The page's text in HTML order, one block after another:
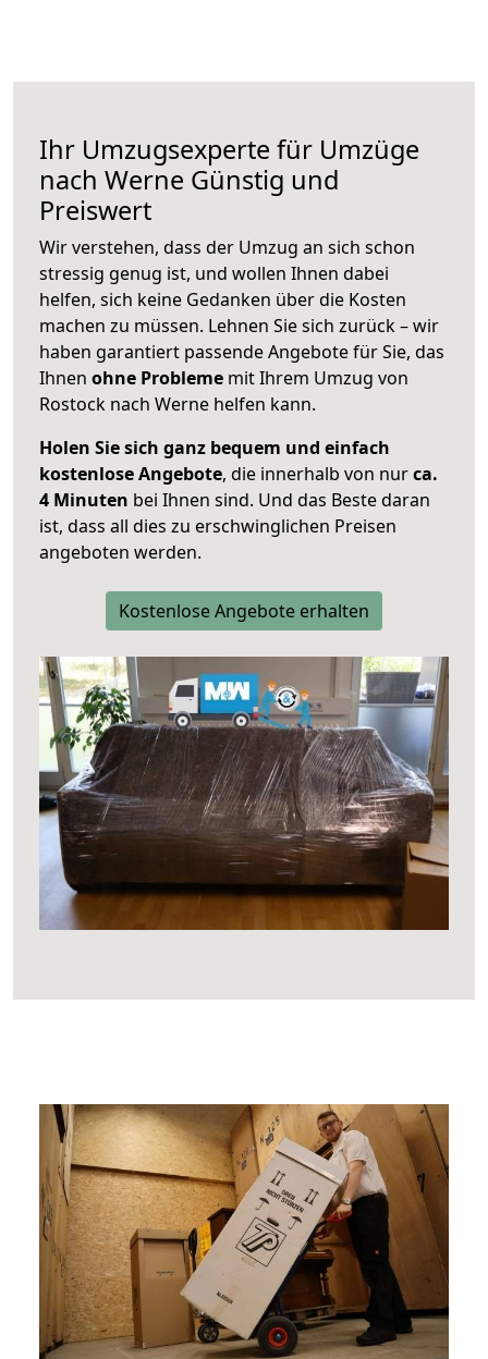
Ihr Umzugsexperte für Umzüge
nach Werne Günstig und
Preiswert
Wir verstehen, dass der Umzug an sich schon
stressig genug ist, und wollen Ihnen dabei
helfen, sich keine Gedanken über die Kosten
machen zu müssen. Lehnen Sie sich zurück – wir
haben garantiert passende Angebote für Sie, das
Ihnen ohne Probleme mit Ihrem Umzug von
Rostock nach Werne helfen kann.
Holen Sie sich ganz bequem und einfach
kostenlose Angebote, die innerhalb von nurca.
4 Minuten bei Ihnen sind. Und das Beste daran
ist, dass all dies zu erschwinglichen Preisen
angeboten werden.
Kostenlose Angebote erhalten